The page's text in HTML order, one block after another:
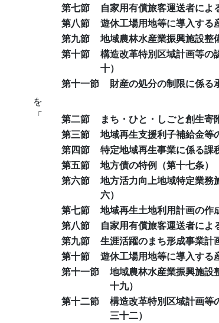
第七節
自家用有償旅客運送者によ
第八節
遊休工場用地等に導入する
第九節
地域農林水産業振興施設整
第十節
構造改革特別区域計画等
十）
第十一節
財産の処分の制限に係る
を
「
第二節
まち・ひと・しごと創生寄
第三節
地域再生支援利子補給金等
第四節
特定地域再生事業に係る課
第五節
地方債の特例（第十七条）
第六節
地方活力向上地域特定業
六）
第七節
地域再生土地利用計画の作
第八節
自家用有償旅客運送者によ
第九節
生涯活躍のまち形成事業計
第十節
遊休工場用地等に導入する
第十一節
地域農林水産業振興施
十九）
第十二節
構造改革特別区域計画
三十二）